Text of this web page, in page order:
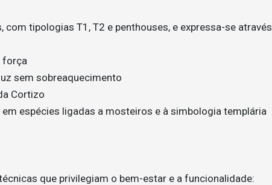
tipologias T1, T2 e penthouses, e expressa-se através
força
sem sobreaquecimento
Cortizo
espécies ligadas a mosteiros e à simbologia templária
que privilegiam o bem-estar e a funcionalidade: